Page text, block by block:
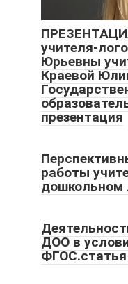
учителя-
Юрьевны
Краевой
презентация
работы
дошкольном
ДОО в